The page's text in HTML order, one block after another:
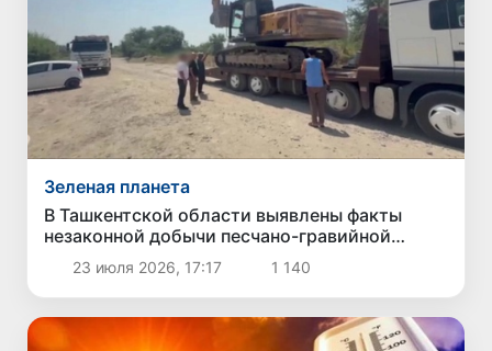
Зеленая планета
В Ташкентской области выявлены факты
незаконной добычи песчано-гравийной
смеси23 июля 2026, 17:17 1 140